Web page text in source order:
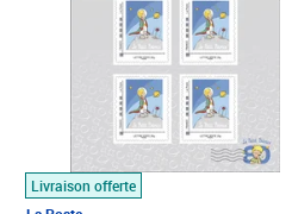
Livraison offerte